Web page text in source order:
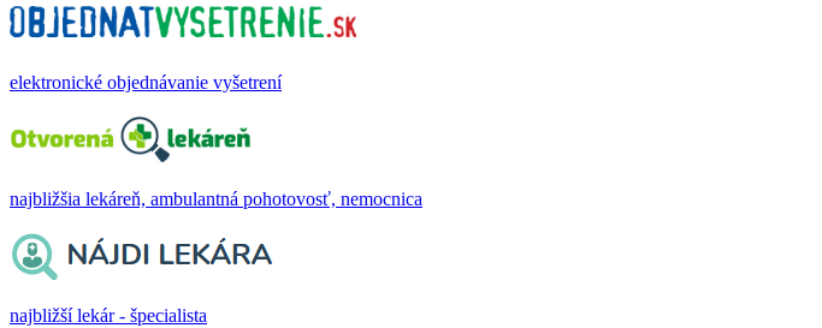
elektronické objednávanie vyšetrení
najbližšia lekáreň, ambulantná pohotovosť, nemocnica
najbližší lekár - špecialista